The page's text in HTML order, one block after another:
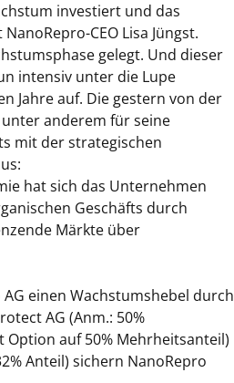
investiert und das
CEO Lisa Jüngst.
gelegt. Und dieser
intensiv unter die Lupe
Jahre auf. Die gestern von der
anderem für seine
mit der strategischen
hat sich das Unternehmen
Geschäfts durch
Märkte über
einen Wachstumshebel durch
AG (Anm.: 50%
Option auf 50% Mehrheitsanteil)
Anteil) sichern NanoRepro